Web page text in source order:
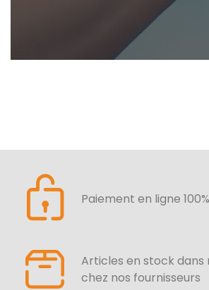
Paiement en ligne
Articles en stock dans
chez nos fournisseurs